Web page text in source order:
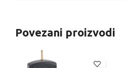
Povezani proizvodi